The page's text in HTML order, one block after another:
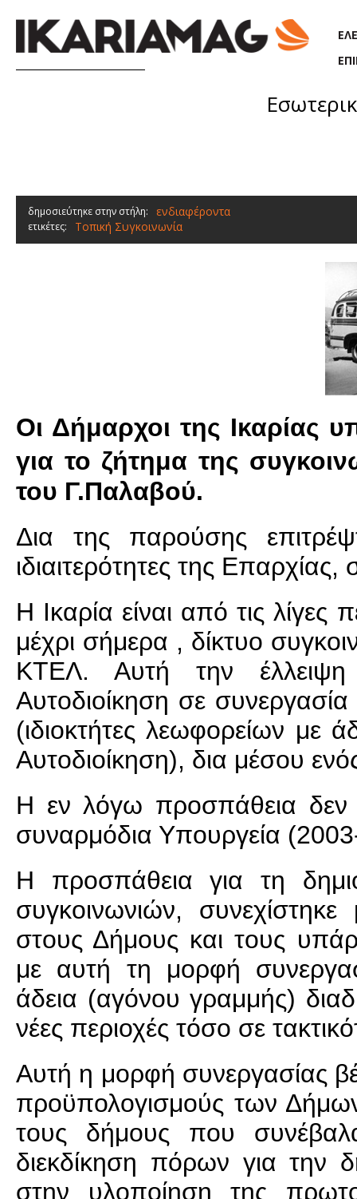
δημοσιεύτηκε στην στήλη: ενδιαφέροντα
ετικέτες: Τοπική Συγκοινωνία
Οι Δήμαρχοι της Ικαρίας
για το ζήτημα της
του Γ.Παλαβού.
Δια της παρούσης
ιδιαιτερότητες της Επαρχίας,
Η Ικαρία είναι από τις
μέχρι σήμερα , δίκτυο
ΚΤΕΛ. Αυτή την
Αυτοδιοίκηση σε
(ιδιοκτήτες λεωφορείων με
Αυτοδιοίκηση), δια μέσου
Η εν λόγω προσπάθεια δεν
συναρμόδια Υπουργεία
Η προσπάθεια για τη
συγκοινωνιών,
στους Δήμους και τους
με αυτή τη μορφή
άδεια (αγόνου γραμμής)
νέες περιοχές τόσο σε
Αυτή η μορφή συνεργασίας
προϋπολογισμούς των
τους δήμους που
διεκδίκηση πόρων για την
στην υλοποίηση της